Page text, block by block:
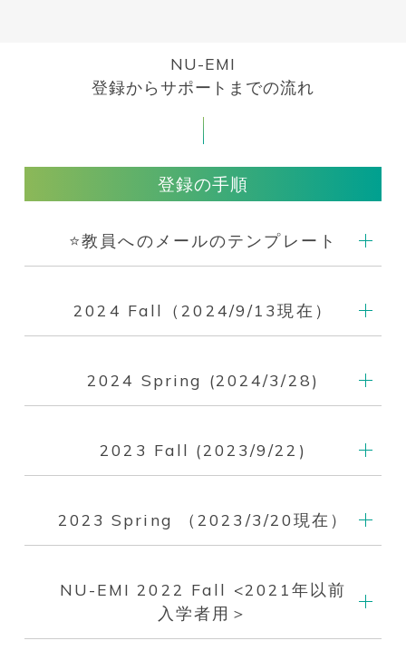
NU-EMI
登録からサポートまでの流れ
登録の手順
⭐️教員へのメールのテンプレート
2024 Fall（2024/9/13現在）
2024 Spring (2024/3/28)
2023 Fall (2023/9/22)
2023 Spring （2023/3/20現在）
NU-EMI 2022 Fall <2021年以前
入学者用＞